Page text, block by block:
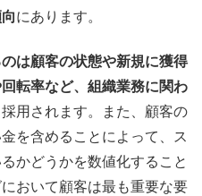
にあります。
は顧客の状態や新規に獲得
転率など、組織業務に関わ
用されます。また、顧客の
を含めることによって、ス
かどうかを数値化すること
おいて顧客は最も重要な要